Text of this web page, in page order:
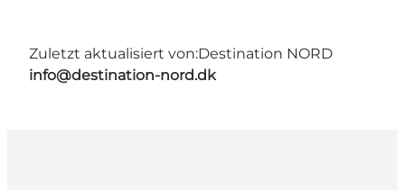
Zuletzt aktualisiert von:Destination NORD
info@destination-nord.dk